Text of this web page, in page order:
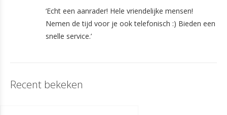
‘Echt een aanrader! Hele vriendelijke mensen!
Nemen de tijd voor je ook telefonisch :) Bieden een
snelle service.’
Recent bekeken